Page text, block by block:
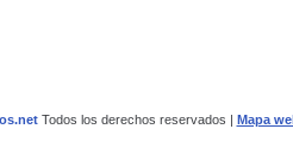
Todos los derechos reservados | Mapa